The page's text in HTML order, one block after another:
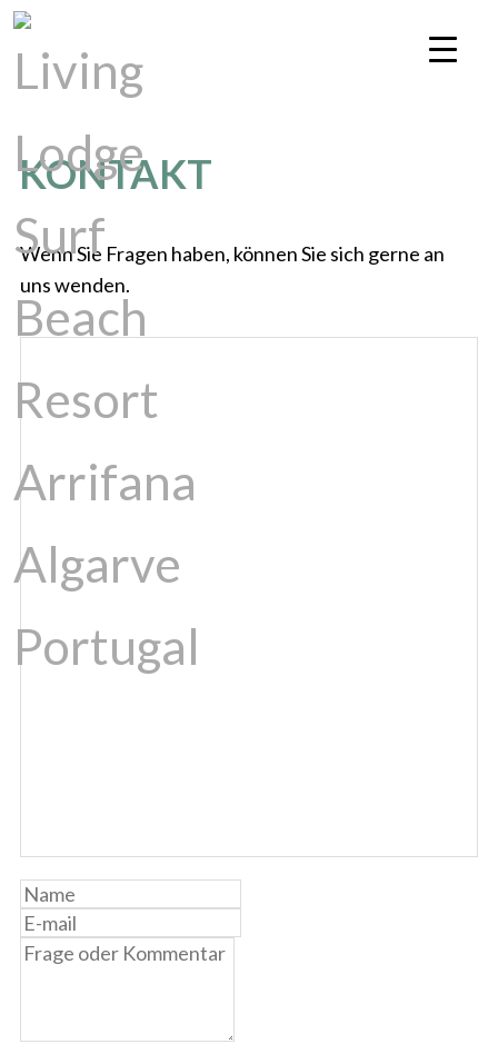
KONTAKT
Wenn Sie Fragen haben, können Sie sich gerne an
uns wenden.